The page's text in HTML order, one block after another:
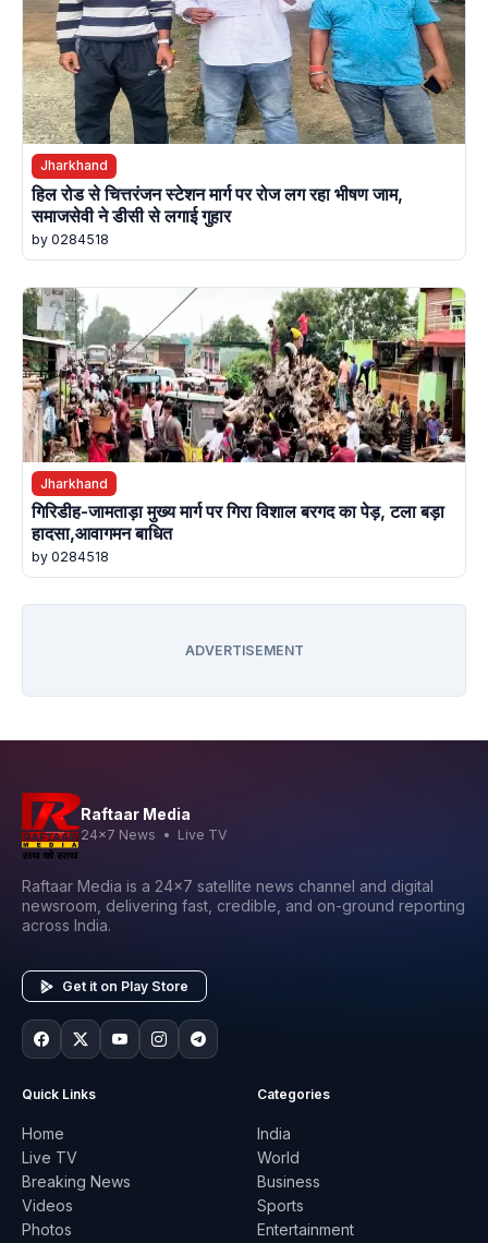
Jharkhand
हिल रोड से चित्तरंजन स्टेशन मार्ग पर रोज लग रहा भीषण जाम,
समाजसेवी ने डीसी से लगाई गुहार
by 0284518
Jharkhand
गिरिडीह-जामताड़ा मुख्य मार्ग पर गिरा विशाल बरगद का पेड़, टला बड़ा
हादसा,आवागमन बाधित
by 0284518
ADVERTISEMENT
Raftaar Media
24x7 News • Live TV
Raftaar Media is a 24x7 satellite news channel and digital
newsroom, delivering fast, credible, and on-ground reporting
across India.
Get it on Play Store
Quick Links
Home
Live TV
Breaking News
Videos
Photos
Categories
India
World
Business
Sports
Entertainment